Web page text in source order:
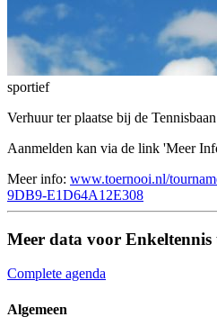
sportief
Verhuur ter plaatse bij de Tennisbaan
Aanmelden kan via de link 'Meer
Meer info: www.toernooi.nl/
9DB9-E1D64A12E308
Meer data voor
Complete agenda
Algemeen